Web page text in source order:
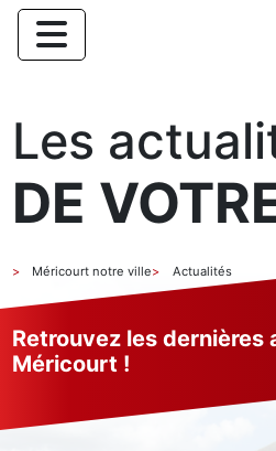
Les
DE
Méricourt notre ville Actualités
Retrouvez les dernières
Méricourt !